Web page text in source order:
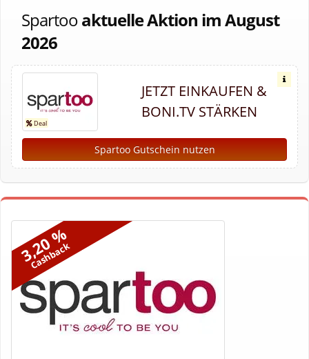
Spartooaktuelle Aktion im August
2026
JETZT EINKAUFEN &
BONI.TV STÄRKEN
Spartoo Gutschein nutzen
3,20 %
Cashback